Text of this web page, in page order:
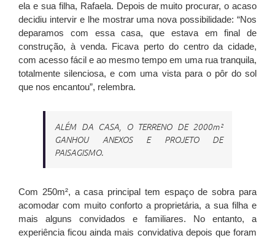
ela e sua filha, Rafaela. Depois de muito procurar, o acaso
decidiu intervir e lhe mostrar uma nova possibilidade: “Nos
deparamos com essa casa, que estava em final de
construção, à venda. Ficava perto do centro da cidade,
com acesso fácil e ao mesmo tempo em uma rua tranquila,
totalmente silenciosa, e com uma vista para o pôr do sol
que nos encantou”, relembra.
ALÉM DA CASA, O TERRENO DE 2000m²
GANHOU ANEXOS E PROJETO DE
PAISAGISMO.
Com 250m², a casa principal tem espaço de sobra para
acomodar com muito conforto a proprietária, a sua filha e
mais alguns convidados e familiares. No entanto, a
experiência ficou ainda mais convidativa depois que foram